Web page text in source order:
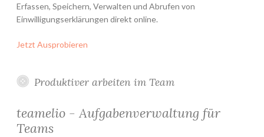
Erfassen, Speichern, Verwalten und Abrufen von
Einwilligungserklärungen direkt online.
Jetzt Ausprobieren
Produktiver arbeiten im Team
teamelio - Aufgabenverwaltung für
Teams